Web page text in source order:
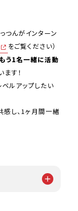
つんがインターン
をご覧ください）
う1名一緒に活動
す！
ルアップしたい
し、1ヶ月間一緒